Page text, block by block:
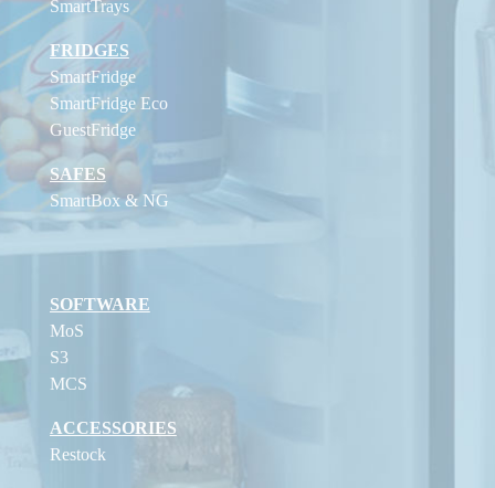
SmartTrays
FRIDGES
SmartFridge
SmartFridge Eco
GuestFridge
SAFES
SmartBox & NG
SOFTWARE
MoS
S3
MCS
ACCESSORIES
Restock